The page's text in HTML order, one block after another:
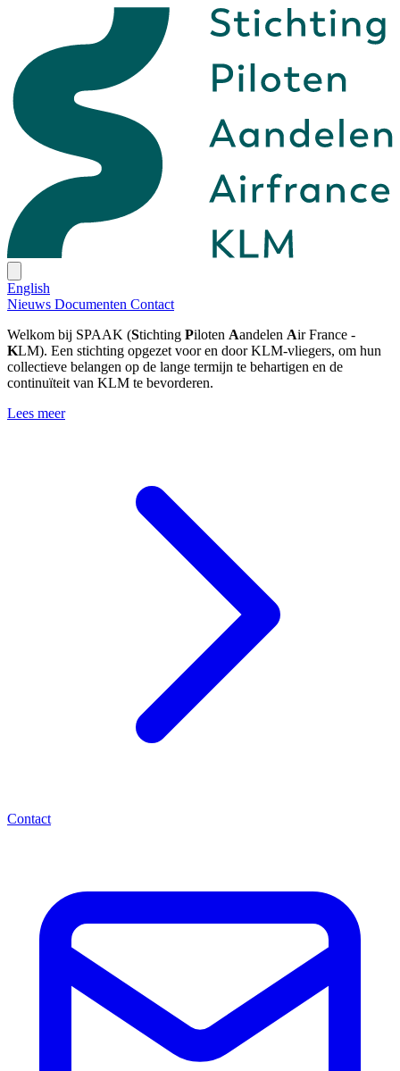
English
Nieuws Documenten Contact
Welkom bij SPAAK (Stichting Piloten Aandelen Air France -
KLM). Een stichting opgezet voor en door KLM-vliegers, om hun
collectieve belangen op de lange termijn te behartigen en de
continuïteit van KLM te bevorderen.
Lees meer
Contact